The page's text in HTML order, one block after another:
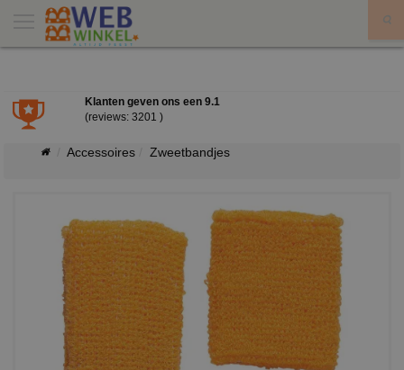
Klanten geven ons een 9.1
(reviews: 3201 )
Accessoires Zweetbandjes